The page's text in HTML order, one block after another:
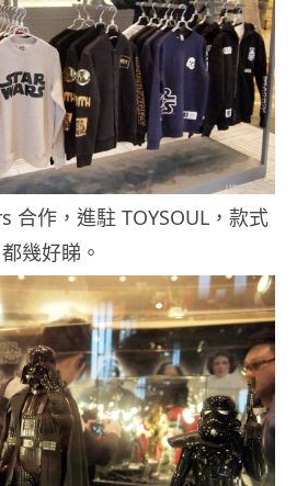
合作，進駐 TOYSOUL，款式
都幾好睇。